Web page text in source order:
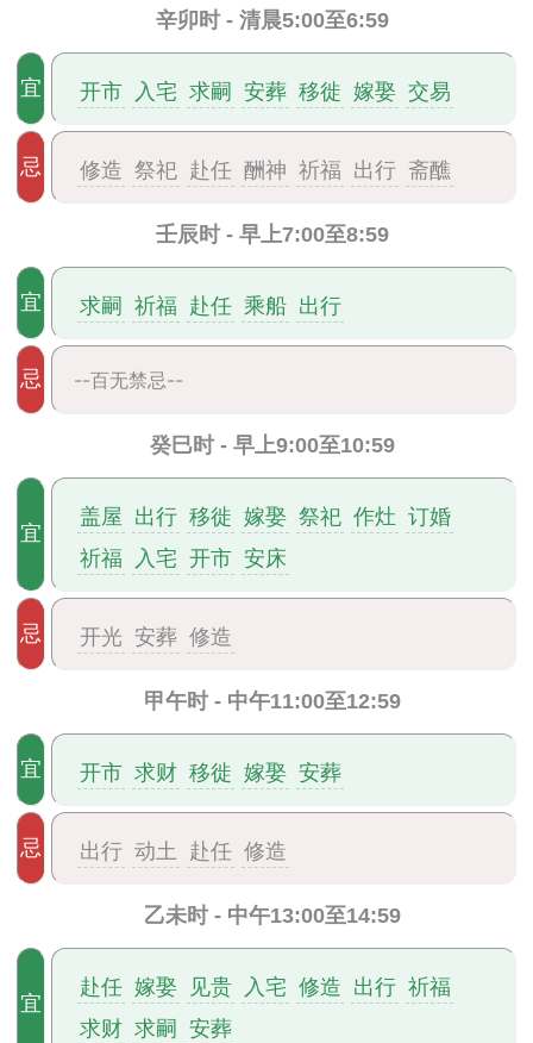
辛卯时 - 清晨5:00至6:59
宜 开市 入宅 求嗣 安葬 移徙 嫁娶 交易
忌 修造 祭祀 赴任 酬神 祈福 出行 斋醮
壬辰时 - 早上7:00至8:59
宜 求嗣 祈福 赴任 乘船 出行
忌 --百无禁忌--
癸巳时 - 早上9:00至10:59
宜
盖屋 出行 移徙 嫁娶 祭祀 作灶 订婚
祈福 入宅 开市 安床
忌 开光 安葬 修造
甲午时 - 中午11:00至12:59
宜 开市 求财 移徙 嫁娶 安葬
忌 出行 动土 赴任 修造
乙未时 - 中午13:00至14:59
宜
赴任 嫁娶 见贵 入宅 修造 出行 祈福
求财 求嗣 安葬